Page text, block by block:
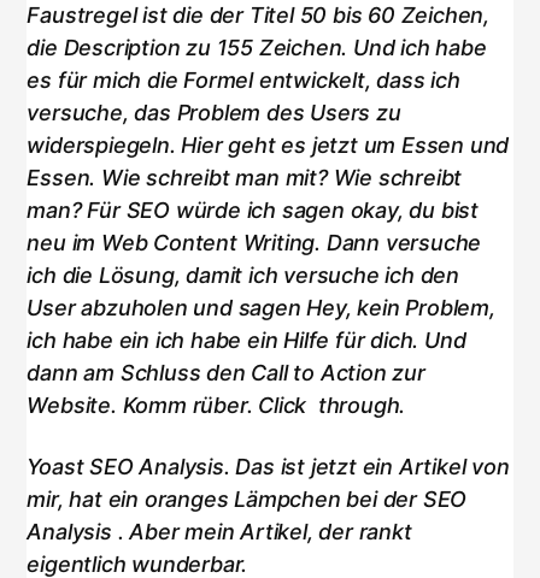
Faustregel ist die der Titel 50 bis 60 Zeichen,
die Description zu 155 Zeichen. Und ich habe
es für mich die Formel entwickelt, dass ich
versuche, das Problem des Users zu
widerspiegeln. Hier geht es jetzt um Essen und
Essen. Wie schreibt man mit? Wie schreibt
man? Für SEO würde ich sagen okay, du bist
neu im Web Content Writing. Dann versuche
ich die Lösung, damit ich versuche ich den
User abzuholen und sagen Hey, kein Problem,
ich habe ein ich habe ein Hilfe für dich. Und
dann am Schluss den Call to Action zur
Website. Komm rüber. Click through.
Yoast SEO Analysis. Das ist jetzt ein Artikel von
mir, hat ein oranges Lämpchen bei der SEO
Analysis . Aber mein Artikel, der rankt
eigentlich wunderbar.